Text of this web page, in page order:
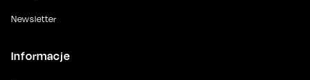
Newsletter
Informacje